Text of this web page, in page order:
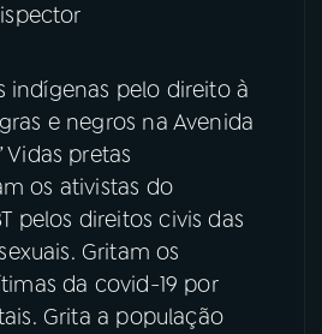
indígenas pelo direito à
e negros na Avenida
Vidas pretas
os ativistas do
pelos direitos civis das
Gritam os
da covid-19 por
Grita a população